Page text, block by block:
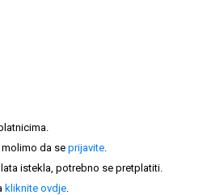
da seprijavite.
istekla, potrebno se pretplatiti.
kliknite ovdje.